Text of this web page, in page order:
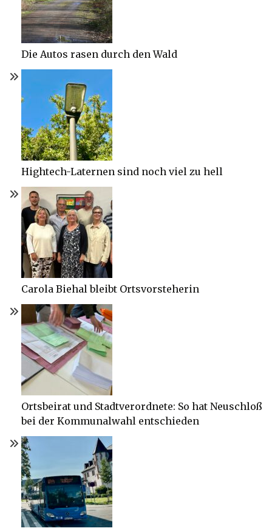
Die Autos rasen durch den Wald
Hightech-Laternen sind noch viel zu hell
Carola Biehal bleibt Ortsvorsteherin
Ortsbeirat und Stadtverordnete: So hat Neuschloß
bei der Kommunalwahl entschieden